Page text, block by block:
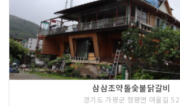
삼삼조약돌숯불닭갈비
경기도 가평군 청평면 여울길 52